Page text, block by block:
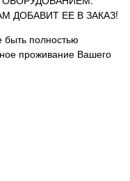
ДОБАВИТ ЕЕ В ЗАКАЗ!
полностью
проживание Вашего